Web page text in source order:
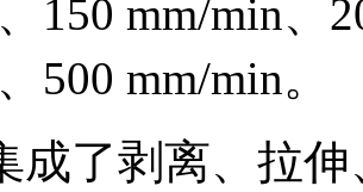
150 mm/min、
500 mm/min。
成了剥离、拉